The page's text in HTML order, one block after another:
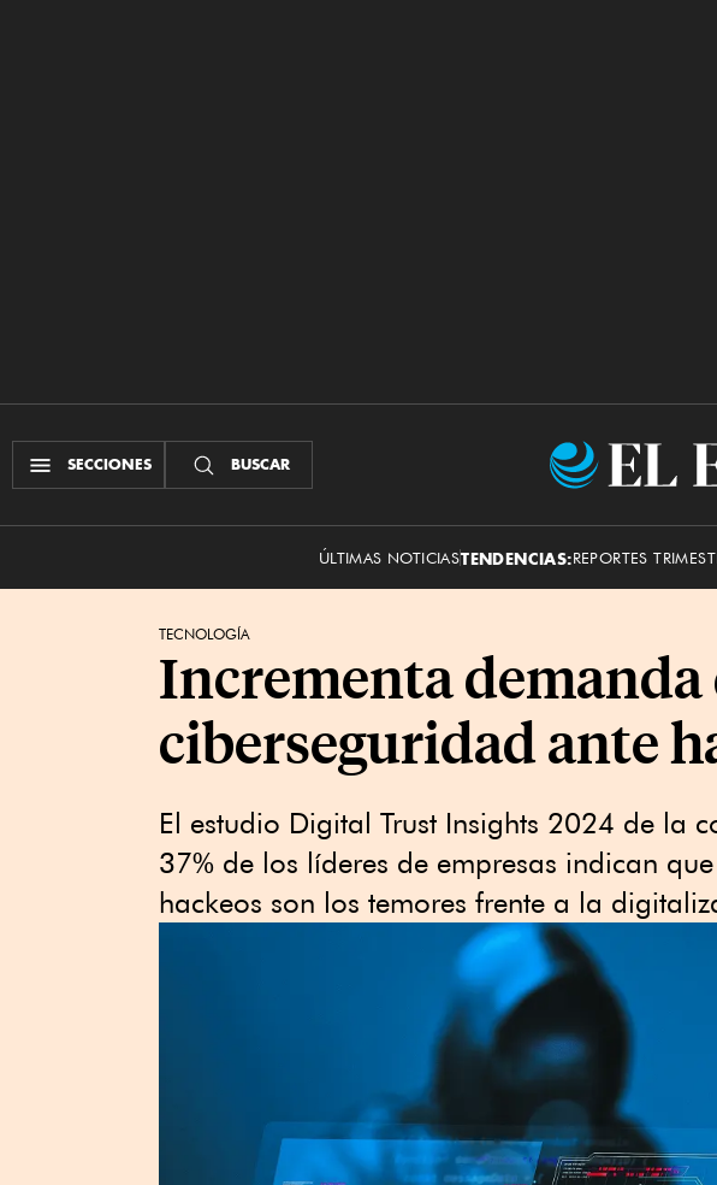
SECCIONES BUSCAR
ÚLTIMAS NOTICIASTENDENCIAS:REPORTES
TECNOLOGÍA
Incrementa demanda
ciberseguridad ante
El estudio Digital Trust Insights 2024 de la
37% de los líderes de empresas indican
hackeos son los temores frente a la